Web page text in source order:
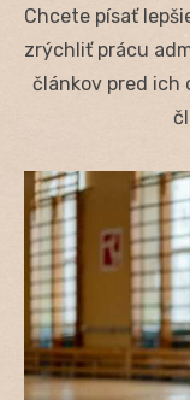
Chcete písať
zrýchliť prácu
článkov pred ich